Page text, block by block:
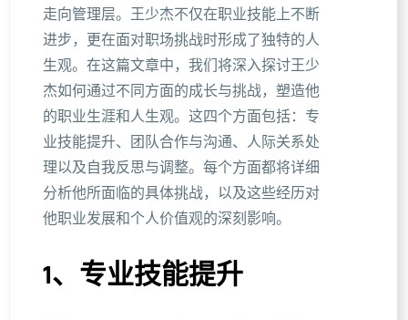
走向管理层。王少杰不仅在职业技能上不断
进步，更在面对职场挑战时形成了独特的人
生观。在这篇文章中，我们将深入探讨王少
杰如何通过不同方面的成长与挑战，塑造他
的职业生涯和人生观。这四个方面包括：专
业技能提升、团队合作与沟通、人际关系处
理以及自我反思与调整。每个方面都将详细
分析他所面临的具体挑战，以及这些经历对
他职业发展和个人价值观的深刻影响。
1、专业技能提升